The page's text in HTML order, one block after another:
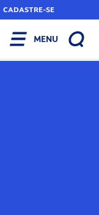
CADASTRE-SE
MENU